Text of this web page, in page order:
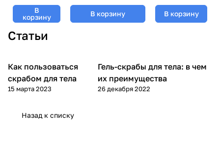
Mesoforia
(Мезофория)
- 200 мл
В
корзину
кислотой, Mesoforia
(Мезофория) - 250 мл
В корзину
Mesoforia
(Мезофория) -
200 мл
В корзину
Статьи
Уход за телом
Как пользоваться
скрабом для тела
15 марта 2023
Уход за телом
Гель-скрабы для тела: в чем
их преимущества
26 декабря 2022
Назад к списку